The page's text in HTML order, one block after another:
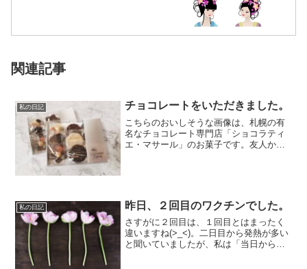
関連記事
私の日記 チョコレートをいただきました。
こちらのおいしそうな画像は、札幌の有
名なチョコレート専門店「ショコラティ
エ・マサール」のお菓子です。友人から
私の日記 昨日、２回目のワクチンでした。
さすがに２回目は、１回目とはまったく
違いますね(>_<)。二日目から発熱が多い
と聞いていましたが、私は「当日から発